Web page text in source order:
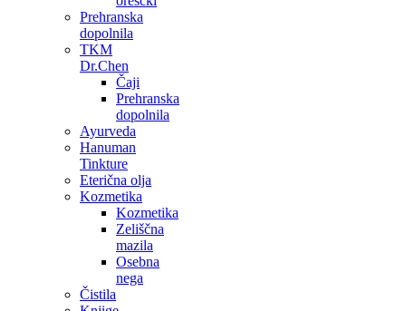
Prehranska
dopolnila
TKM
Dr.Chen
Čaji
Prehranska
dopolnila
Ayurveda
Hanuman
Tinkture
Eterična olja
Kozmetika
Kozmetika
Zeliščna
mazila
Osebna
nega
Čistila